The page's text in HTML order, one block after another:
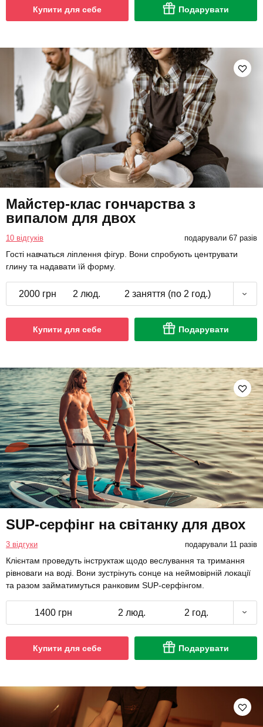
Купити для себе Подарувати
Майстер-клас гончарства з
випалом для двох
10 відгуків подарували 67 разів
Гості навчаться ліплення фігур. Вони спробують центрувати
глину та надавати їй форму.
2000 грн 2 люд. 2 заняття (по 2 год.)
Купити для себе Подарувати
SUP-серфінг на світанку для двох
3 відгуки подарували 11 разів
Клієнтам проведуть інструктаж щодо веслування та тримання
рівноваги на воді. Вони зустрінуть сонце на неймовірній локації
та разом займатимуться ранковим SUP-серфінгом.
1400 грн 2 люд. 2 год.
Купити для себе Подарувати